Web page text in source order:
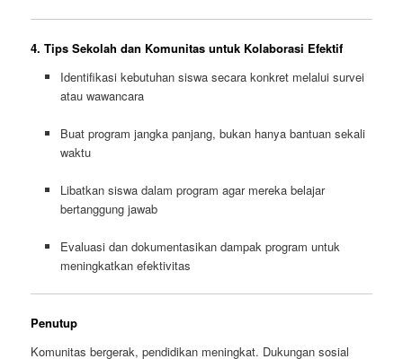
4. Tips Sekolah dan Komunitas untuk Kolaborasi Efektif
Identifikasi kebutuhan siswa secara konkret melalui survei
atau wawancara
Buat program jangka panjang, bukan hanya bantuan sekali
waktu
Libatkan siswa dalam program agar mereka belajar
bertanggung jawab
Evaluasi dan dokumentasikan dampak program untuk
meningkatkan efektivitas
Penutup
Komunitas bergerak, pendidikan meningkat. Dukungan sosial